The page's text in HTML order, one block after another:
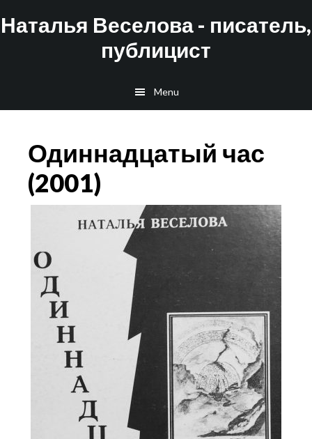
to
to
Наталья Веселова - писатель,
публицист
Menu
Одиннадцатый час
(2001)